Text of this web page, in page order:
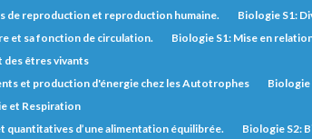
de reproduction et reproduction humaine.
Biologie S1:
et sa fonction de circulation.
Biologie S1: Mise en
des êtres vivants
et production d'énergie chez les Autotrophes
Biologie
et Respiration
quantitatives d’une alimentation équilibrée.
Biologie S2: